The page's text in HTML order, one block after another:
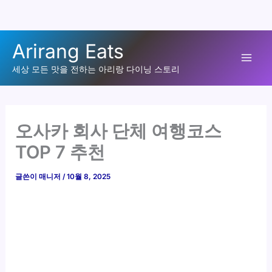
로
Arirang Eats
세상 모든 맛을 전하는 아리랑 다이닝 스토리
오사카 회사 단체 여행코스
TOP 7 추천
글쓴이매니저/10월 8, 2025